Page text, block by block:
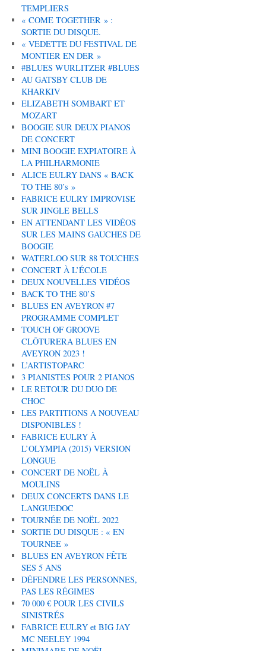
TEMPLIERS
« COME TOGETHER » :
SORTIE DU DISQUE.
« VEDETTE DU FESTIVAL DE
MONTIER EN DER »
#BLUES WURLITZER #BLUES
AU GATSBY CLUB DE
KHARKIV
ELIZABETH SOMBART ET
MOZART
BOOGIE SUR DEUX PIANOS
DE CONCERT
MINI BOOGIE EXPIATOIRE À
LA PHILHARMONIE
ALICE EULRY DANS « BACK
TO THE 80’s »
FABRICE EULRY IMPROVISE
SUR JINGLE BELLS
EN ATTENDANT LES VIDÉOS
SUR LES MAINS GAUCHES DE
BOOGIE
WATERLOO SUR 88 TOUCHES
CONCERT À L’ÉCOLE
DEUX NOUVELLES VIDÉOS
BACK TO THE 80’S
BLUES EN AVEYRON #7
PROGRAMME COMPLET
TOUCH OF GROOVE
CLÔTURERA BLUES EN
AVEYRON 2023 !
L’ARTISTOPARC
3 PIANISTES POUR 2 PIANOS
LE RETOUR DU DUO DE
CHOC
LES PARTITIONS A NOUVEAU
DISPONIBLES !
FABRICE EULRY À
L’OLYMPIA (2015) VERSION
LONGUE
CONCERT DE NOËL À
MOULINS
DEUX CONCERTS DANS LE
LANGUEDOC
TOURNÉE DE NOËL 2022
SORTIE DU DISQUE : « EN
TOURNEE »
BLUES EN AVEYRON FÊTE
SES 5 ANS
DÉFENDRE LES PERSONNES,
PAS LES RÉGIMES
70 000 € POUR LES CIVILS
SINISTRÉS
FABRICE EULRY et BIG JAY
MC NEELEY 1994